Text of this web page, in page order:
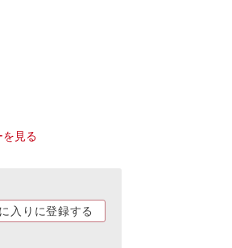
を見る
入りに登録する